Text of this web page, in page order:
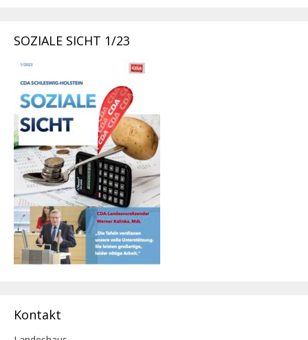
SOZIALE SICHT 1/23
Kontakt